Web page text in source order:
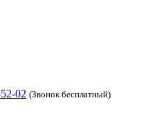
02 (Звонок бесплатный)